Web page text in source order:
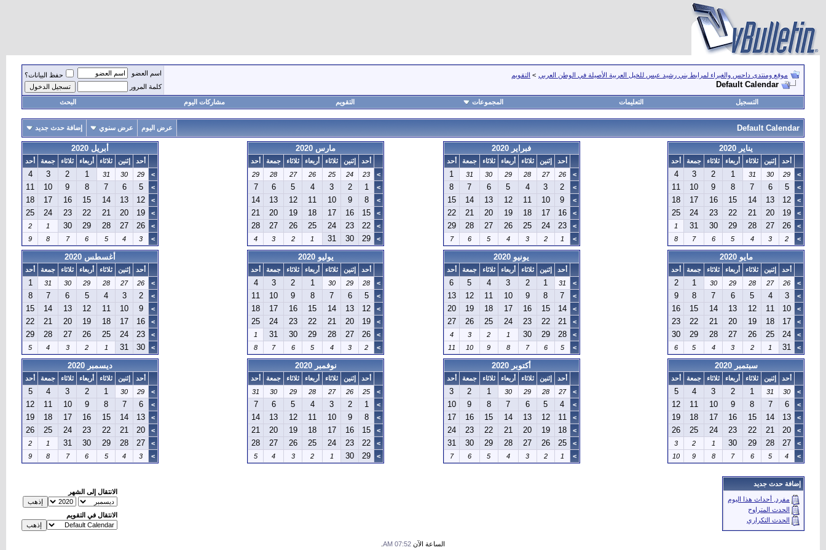
موقع ومنتدى داحس والغبراء لمرابط بني رشيد عبس للخيل العربية الأصيلة في الوطن العربي > التقويم
Default Calendar
اسم العضو
حفظ البيانات؟
كلمة المرور
التسجيل التعليمات المجموعات التقويم مشاركات اليوم البحث
Default Calendar عرض اليوم عرض سنوي إضافة حدث جديد
يناير 2020
أحد إثنين ثلاثاء أربعاء ثلاثاء جمعة
أحد
>
29
30
31
1
2
3
4
>
5
6
7
8
9
10
11
>
12
13
14
15
16
17
18
>
19
20
21
22
23
24
25
>
26
27
28
29
30
31
1
>
2
3
4
5
6
7
8
فبراير 2020
أحد إثنين ثلاثاء أربعاء ثلاثاء جمعة
أحد
>
26
27
28
29
30
31
1
>
2
3
4
5
6
7
8
>
9
10
11
12
13
14
15
>
16
17
18
19
20
21
22
>
23
24
25
26
27
28
29
>
1
2
3
4
5
6
7
مارس 2020
أحد إثنين ثلاثاء أربعاء ثلاثاء جمعة
أحد
>
23
24
25
26
27
28
29
>
1
2
3
4
5
6
7
>
8
9
10
11
12
13
14
>
15
16
17
18
19
20
21
>
22
23
24
25
26
27
28
>
29
30
31
1
2
3
4
أبريل 2020
أحد إثنين ثلاثاء أربعاء ثلاثاء جمعة
أحد
>
29
30
31
1
2
3
4
>
5
6
7
8
9
10
11
>
12
13
14
15
16
17
18
>
19
20
21
22
23
24
25
>
26
27
28
29
30
1
2
>
3
4
5
6
7
8
9
مايو 2020
أحد إثنين ثلاثاء أربعاء ثلاثاء جمعة
أحد
>
26
27
28
29
30
1
2
>
3
4
5
6
7
8
9
>
10
11
12
13
14
15
16
>
17
18
19
20
21
22
23
>
24
25
26
27
28
29
30
>
31
1
2
3
4
5
6
يونيو 2020
أحد إثنين ثلاثاء أربعاء ثلاثاء جمعة
أحد
>
31
1
2
3
4
5
6
>
7
8
9
10
11
12
13
>
14
15
16
17
18
19
20
>
21
22
23
24
25
26
27
>
28
29
30
1
2
3
4
>
5
6
7
8
9
10
11
يوليو 2020
أحد إثنين ثلاثاء أربعاء ثلاثاء جمعة
أحد
>
28
29
30
1
2
3
4
>
5
6
7
8
9
10
11
>
12
13
14
15
16
17
18
>
19
20
21
22
23
24
25
>
26
27
28
29
30
31
1
>
2
3
4
5
6
7
8
أغسطس 2020
أحد إثنين ثلاثاء أربعاء ثلاثاء جمعة
أحد
>
26
27
28
29
30
31
1
>
2
3
4
5
6
7
8
>
9
10
11
12
13
14
15
>
16
17
18
19
20
21
22
>
23
24
25
26
27
28
29
>
30
31
1
2
3
4
5
سبتمبر 2020
أحد إثنين ثلاثاء أربعاء ثلاثاء جمعة
أحد
>
30
31
1
2
3
4
5
>
6
7
8
9
10
11
12
>
13
14
15
16
17
18
19
>
20
21
22
23
24
25
26
>
27
28
29
30
1
2
3
>
4
5
6
7
8
9
10
أكتوبر 2020
أحد إثنين ثلاثاء أربعاء ثلاثاء جمعة
أحد
>
27
28
29
30
1
2
3
>
4
5
6
7
8
9
10
>
11
12
13
14
15
16
17
>
18
19
20
21
22
23
24
>
25
26
27
28
29
30
31
>
1
2
3
4
5
6
7
نوفمبر 2020
أحد إثنين ثلاثاء أربعاء ثلاثاء جمعة
أحد
>
25
26
27
28
29
30
31
>
1
2
3
4
5
6
7
>
8
9
10
11
12
13
14
>
15
16
17
18
19
20
21
>
22
23
24
25
26
27
28
>
29
30
1
2
3
4
5
ديسمبر 2020
أحد إثنين ثلاثاء أربعاء ثلاثاء جمعة
أحد
>
29
30
1
2
3
4
5
>
6
7
8
9
10
11
12
>
13
14
15
16
17
18
19
>
20
21
22
23
24
25
26
>
27
28
29
30
31
1
2
>
3
4
5
6
7
8
9
إضافة حدث جديد
مفرد, أحداث هذا اليوم
الحدث المتراوح
الحدث التكراري
الانتقال إلى الشهر
الانتقال في التقويم
الساعة الآن 07:52 AM